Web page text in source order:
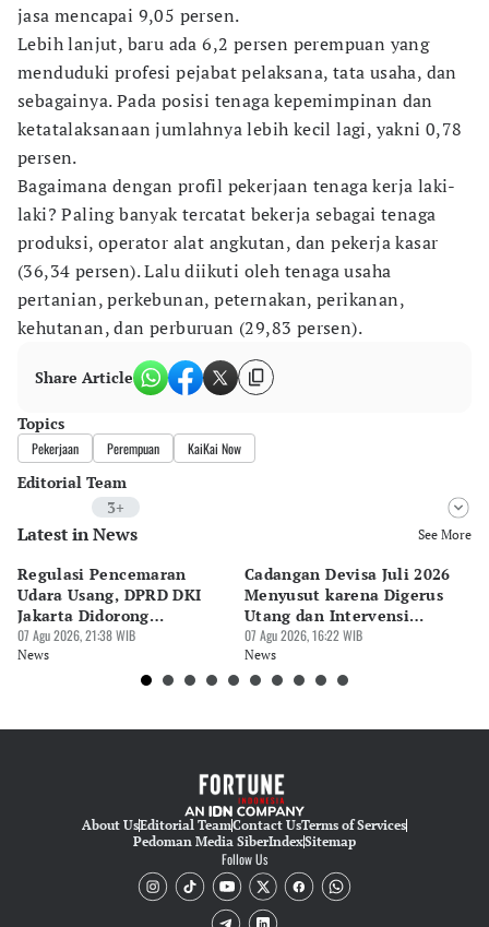
jasa mencapai 9,05 persen.
Lebih lanjut, baru ada 6,2 persen perempuan yang
menduduki profesi pejabat pelaksana, tata usaha, dan
sebagainya. Pada posisi tenaga kepemimpinan dan
ketatalaksanaan jumlahnya lebih kecil lagi, yakni 0,78
persen.
Bagaimana dengan profil pekerjaan tenaga kerja laki-
laki? Paling banyak tercatat bekerja sebagai tenaga
produksi, operator alat angkutan, dan pekerja kasar
(36,34 persen). Lalu diikuti oleh tenaga usaha
pertanian, perkebunan, peternakan, perikanan,
kehutanan, dan perburuan (29,83 persen).
Share Article
Topics
Pekerjaan Perempuan KaiKai Now
Editorial Team
3+
Editor
Editor
Pingit Aria
Tanayastri Dini
Latest in News See More
Regulasi Pencemaran
Udara Usang, DPRD DKI
Jakarta Didorong
Prioritaskan Revisi Perda
07 Agu 2026, 21:38 WIB
News
Cadangan Devisa Juli 2026
Menyusut karena Digerus
Utang dan Intervensi
Rupiah
07 Agu 2026, 16:22 WIB
News
About UsEditorial TeamContact UsTerms of Services
Pedoman Media SiberIndexSitemap
Follow Us